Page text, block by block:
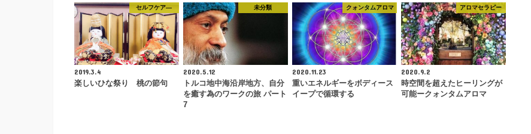
セルフケア―
2019.3.4
楽しいひな祭り 桃の節句
未分類
2020.5.12
トルコ地中海沿岸地方、自分
を癒す為のワークの旅 パート
7
クォンタムアロマ
2020.11.23
重いエネルギーをボディース
イープで循環する
アロマセラピー
2020.9.2
時空間を超えたヒーリングが
可能ークォンタムアロマ